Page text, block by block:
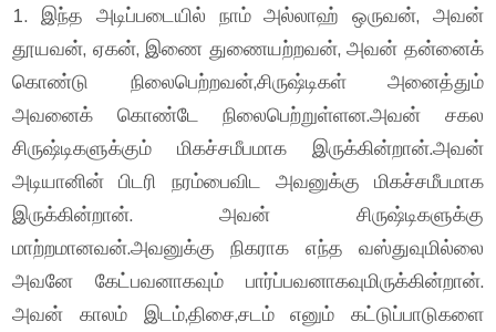
1. இந்த அடிப்படையில் நாம் அல்லாஹ் ஒருவன், அவன்
தூயவன், ஏகன், இணை துணையற்றவன், அவன் தன்னைக்
கொண்டு நிலைபெற்றவன்,சிருஷ்டிகள் அனைத்தும்
அவனைக் கொண்டே நிலைபெற்றுள்ளன.அவன் சகல
சிருஷ்டிகளுக்கும் மிகச்சமீபமாக இருக்கின்றான்.அவன்
அடியானின் பிடரி நரம்பைவிட அவனுக்கு மிகச்சமீபமாக
இருக்கின்றான். அவன் சிருஷ்டிகளுக்கு
மாற்றமானவன்.அவனுக்கு நிகராக எந்த வஸ்துவுமில்லை
அவனே கேட்பவனாகவும் பார்ப்பவனாகவுமிருக்கின்றான்.
அவன் காலம் இடம்,திசை,சடம் எனும் கட்டுப்பாடுகளை